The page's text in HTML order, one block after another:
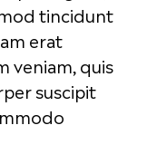
tincidunt
erat
veniam, quis
suscipit